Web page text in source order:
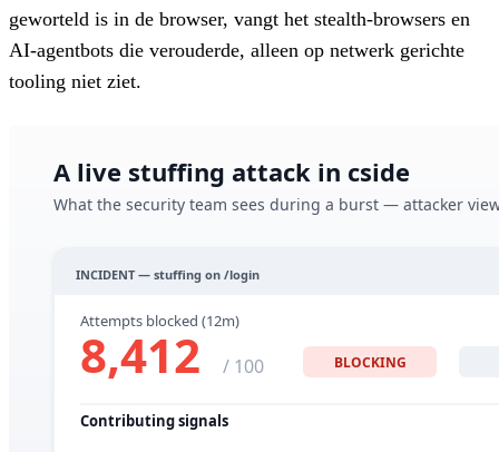
geworteld is in de browser, vangt het stealth-browsers en
AI-agentbots die verouderde, alleen op netwerk gerichte
tooling niet ziet.